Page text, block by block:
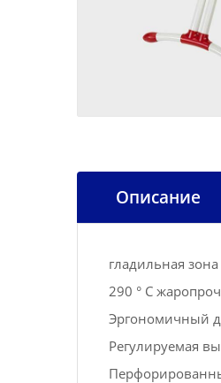
Описание
гладильная
290 ° C
Эргономичный
Регулируемая